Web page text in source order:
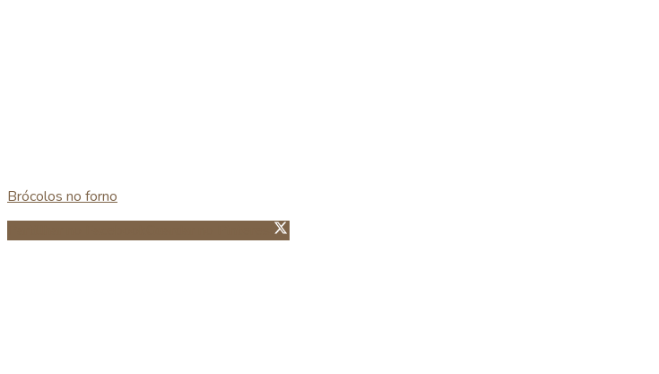
Brócolos no forno
Guardar no Pinterest